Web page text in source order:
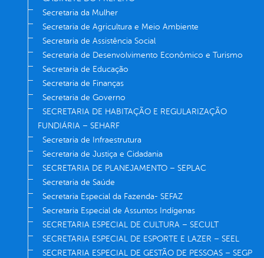
Secretaria da Mulher
Secretaria de Agricultura e Meio Ambiente
Secretaria de Assistência Social
Secretaria de Desenvolvimento Econômico e Turismo
Secretaria de Educação
Secretaria de Finanças
Secretaria de Governo
SECRETARIA DE HABITAÇÃO E REGULARIZAÇÃO
FUNDIÁRIA – SEHARF
Secretaria de Infraestrutura
Secretaria de Justiça e Cidadania
SECRETARIA DE PLANEJAMENTO – SEPLAC
Secretaria de Saúde
Secretaria Especial da Fazenda- SEFAZ
Secretaria Especial de Assuntos Indígenas
SECRETARIA ESPECIAL DE CULTURA – SECULT
SECRETARIA ESPECIAL DE ESPORTE E LAZER – SEEL
SECRETARIA ESPECIAL DE GESTÃO DE PESSOAS – SEGP